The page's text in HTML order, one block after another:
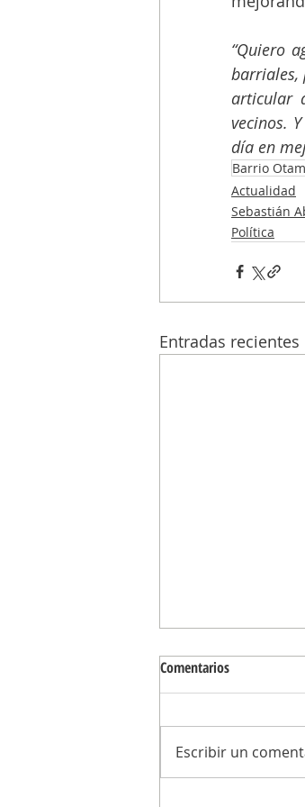
“Quiero
barriales,
articular
vecinos.
día en
Barrio
Actualidad
Sebastián
Política
Entradas recientes
Comentarios
Escribir un